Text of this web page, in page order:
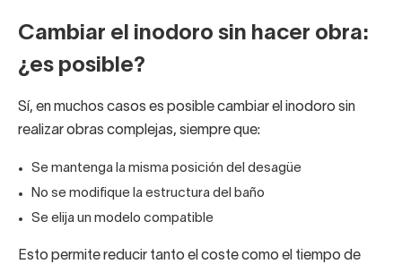
Cambiar el inodoro sin hacer obra:
¿es posible?
Sí, en muchos casos es posible cambiar el inodoro sin
realizar obras complejas, siempre que:
Se mantenga la misma posición del desagüe
No se modifique la estructura del baño
Se elija un modelo compatible
Esto permite reducir tanto el coste como el tiempo de